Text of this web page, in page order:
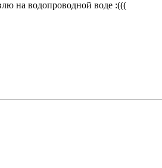
на водопроводной воде :(((